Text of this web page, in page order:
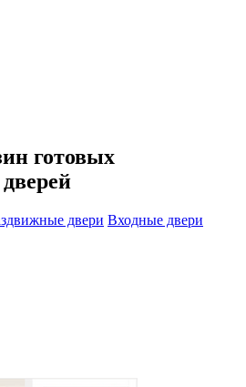
готовых
двери Входные двери